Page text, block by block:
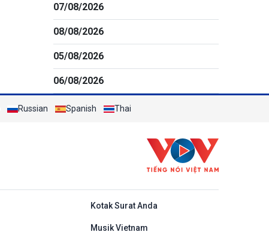
07/08/2026
08/08/2026
05/08/2026
06/08/2026
Russian Spanish Thai
Kotak Surat Anda
Musik Vietnam